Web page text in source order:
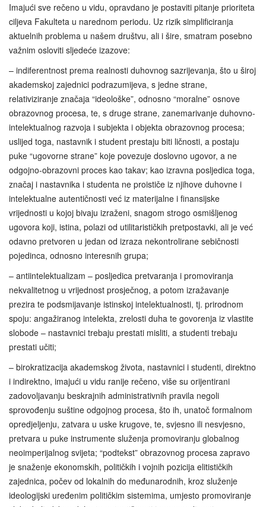
Imajući sve rečeno u vidu, opravdano je postaviti pitanje prioriteta
ciljeva Fakulteta u narednom periodu. Uz rizik simplificiranja
aktuelnih problema u našem društvu, ali i šire, smatram posebno
važnim osloviti sljedeće izazove:
– indiferentnost prema realnosti duhovnog sazrijevanja, što u široj
akademskoj zajednici podrazumijeva, s jedne strane,
relativiziranje značaja “ideološke”, odnosno “moralne” osnove
obrazovnog procesa, te, s druge strane, zanemarivanje duhovno-
intelektualnog razvoja i subjekta i objekta obrazovnog procesa;
uslijed toga, nastavnik i student prestaju biti ličnosti, a postaju
puke “ugovorne strane” koje povezuje doslovno ugovor, a ne
odgojno-obrazovni proces kao takav; kao izravna posljedica toga,
značaj i nastavnika i studenta ne proističe iz njihove duhovne i
intelektualne autentičnosti već iz materijalne i finansijske
vrijednosti u kojoj bivaju izraženi, snagom strogo osmišljenog
ugovora koji, istina, polazi od utilitarističkih pretpostavki, ali je već
odavno pretvoren u jedan od izraza nekontrolirane sebičnosti
pojedinca, odnosno interesnih grupa;
– antiintelektualizam – posljedica pretvaranja i promoviranja
nekvalitetnog u vrijednost prosječnog, a potom izražavanje
prezira te podsmijavanje istinskoj intelektualnosti, tj. prirodnom
spoju: angažiranog intelekta, zrelosti duha te govorenja iz vlastite
slobode – nastavnici trebaju prestati misliti, a studenti trebaju
prestati učiti;
– birokratizacija akademskog života, nastavnici i studenti, direktno
i indirektno, imajući u vidu ranije rečeno, više su orijentirani
zadovoljavanju beskrajnih administrativnih pravila negoli
sprovođenju suštine odgojnog procesa, što ih, unatoč formalnom
opredjeljenju, zatvara u uske krugove, te, svjesno ili nesvjesno,
pretvara u puke instrumente služenja promoviranju globalnog
neoimperijalnog svijeta; “podtekst” obrazovnog procesa zapravo
je snaženje ekonomskih, političkih i vojnih pozicija elitističkih
zajednica, počev od lokalnih do međunarodnih, kroz služenje
ideologijski uređenim političkim sistemima, umjesto promoviranje